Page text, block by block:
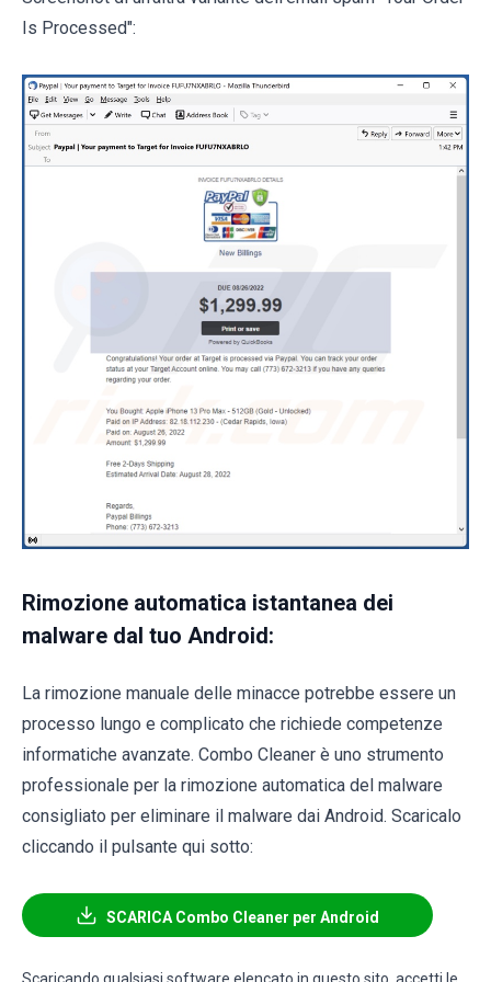
Is Processed":
Rimozione automatica istantanea dei
malware dal tuo Android:
La rimozione manuale delle minacce potrebbe essere un
processo lungo e complicato che richiede competenze
informatiche avanzate. Combo Cleaner è uno strumento
professionale per la rimozione automatica del malware
consigliato per eliminare il malware dai Android. Scaricalo
cliccando il pulsante qui sotto:
SCARICA Combo Cleaner per Android